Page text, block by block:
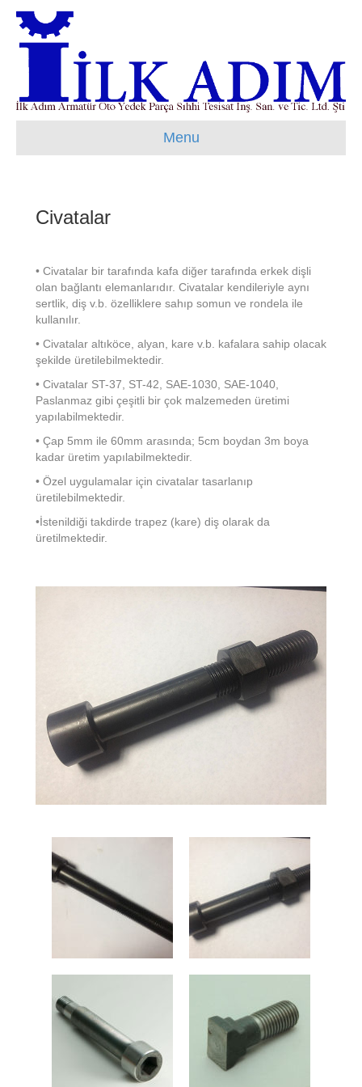
Menu
Civatalar
• Civatalar bir tarafında kafa diğer tarafında erkek dişli
olan bağlantı elemanlarıdır. Civatalar kendileriyle aynı
sertlik, diş v.b. özelliklere sahıp somun ve rondela ile
kullanılır.
• Civatalar altıköce, alyan, kare v.b. kafalara sahip olacak
şekilde üretilebilmektedir.
• Civatalar ST-37, ST-42, SAE-1030, SAE-1040,
Paslanmaz gibi çeşitli bir çok malzemeden üretimi
yapılabilmektedir.
• Çap 5mm ile 60mm arasında; 5cm boydan 3m boya
kadar üretim yapılabilmektedir.
• Özel uygulamalar için civatalar tasarlanıp
üretilebilmektedir.
•İstenildiği takdirde trapez (kare) diş olarak da
üretilmektedir.